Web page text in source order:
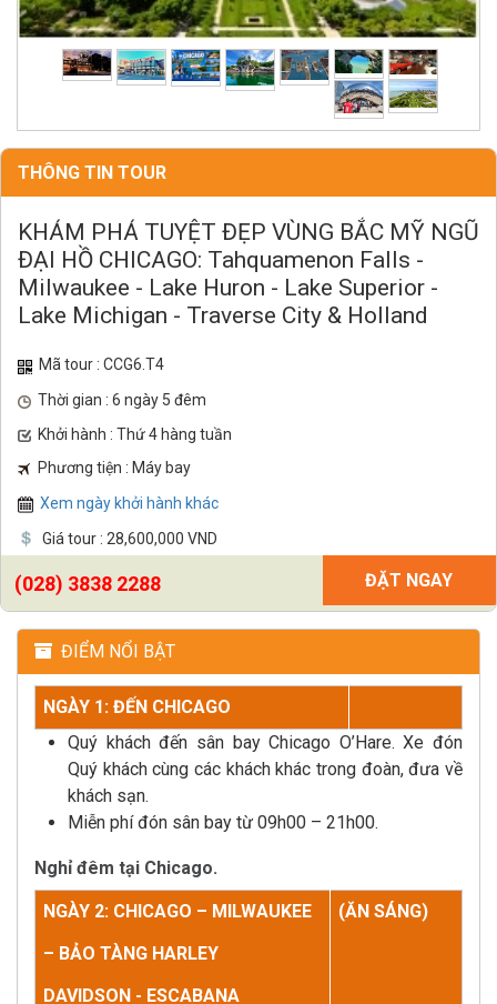
THÔNG TIN TOUR
KHÁM PHÁ TUYỆT ĐẸP VÙNG BẮC MỸ NGŨ
ĐẠI HỒ CHICAGO: Tahquamenon Falls -
Milwaukee - Lake Huron - Lake Superior -
Lake Michigan - Traverse City & Holland
Mã tour : CCG6.T4
Thời gian : 6 ngày 5 đêm
Khởi hành : Thứ 4 hàng tuần
Phương tiện : Máy bay
Xem ngày khởi hành khác
Giá tour : 28,600,000 VND
(028) 3838 2288 ĐẶT NGAY
ĐIỂM NỔI BẬT
NGÀY 1: ĐẾN CHICAGO
Quý khách đến sân bay Chicago O’Hare. Xe đón
Quý khách cùng các khách khác trong đoàn, đưa về
khách sạn.
Miễn phí đón sân bay từ 09h00 – 21h00.
Nghỉ đêm tại Chicago.
NGÀY 2: CHICAGO – MILWAUKEE
– BẢO TÀNG HARLEY
DAVIDSON - ESCABANA
(ĂN SÁNG)